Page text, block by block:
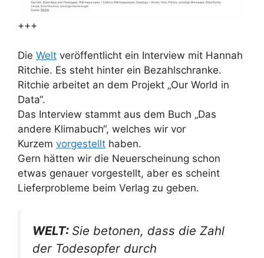
+++
Die Welt veröffentlicht ein Interview mit Hannah
Ritchie. Es steht hinter ein Bezahlschranke.
Ritchie arbeitet an dem Projekt „Our World in
Data“.
Das Interview stammt aus dem Buch „Das
andere Klimabuch“, welches wir vor
Kurzem vorgestellt haben.
Gern hätten wir die Neuerscheinung schon
etwas genauer vorgestellt, aber es scheint
Lieferprobleme beim Verlag zu geben.
WELT: Sie betonen, dass die Zahl
der Todesopfer durch